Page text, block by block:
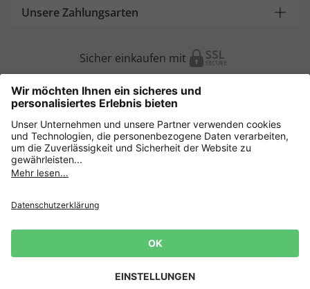
Unsere Zahlungsarten
Sicher einkaufen mit
Weitere Onlineshops
Deutschland
AGB
Lieferbedingungen
Impressum Cookie Einstellungen